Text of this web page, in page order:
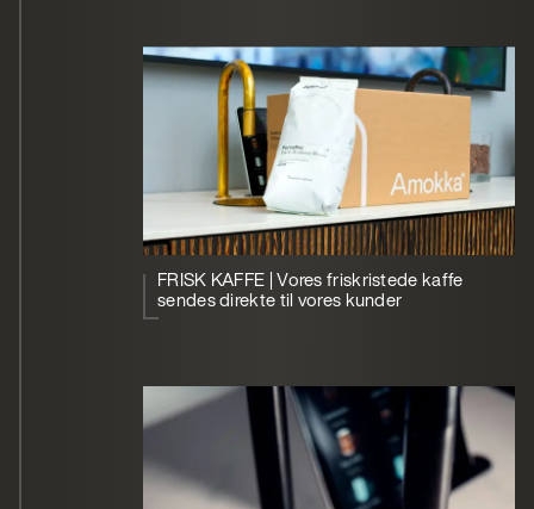
FRISK KAFFE | Vores friskristede kaffe
sendes direkte til vores kunder